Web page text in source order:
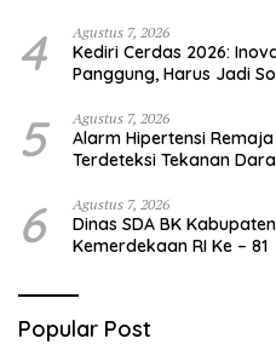
4 Agustus 7, 2026
Kediri Cerdas 2026:
Panggung, Harus Jadi
5 Agustus 7, 2026
Alarm Hipertensi
Terdeteksi Tekanan
6 Agustus 7, 2026
Dinas SDA BK
Kemerdekaan RI Ke – 81
Popular Post